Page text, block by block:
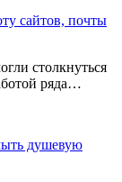
сайтов, почты
столкнуться
ряда…
душевую